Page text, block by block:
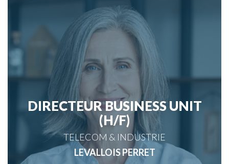
DIRECTEUR BUSINESS UNIT
(H/F)
TELECOM & INDUSTRIE
LEVALLOIS PERRET